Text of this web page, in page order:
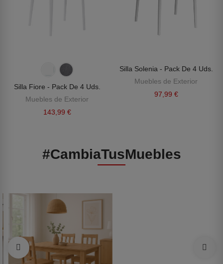
Silla Fiore - Pack De 4 Uds.
Muebles de Exterior
143,99 €
Silla Solenia - Pack De 4 Uds.
Muebles de Exterior
97,99 €
#CambiaTusMuebles